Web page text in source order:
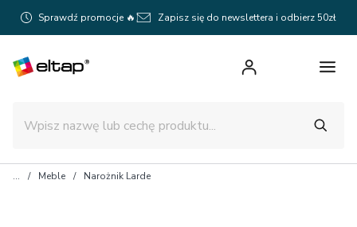
Sprawdź promocje 🔥 Zapisz się do newslettera i odbierz 50zł
Meble Narożnik Larde